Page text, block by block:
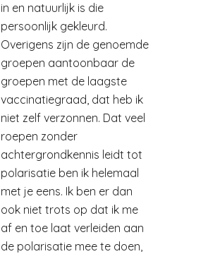
in en natuurlijk is die
persoonlijk gekleurd.
Overigens zijn de genoemde
groepen aantoonbaar de
groepen met de laagste
vaccinatiegraad, dat heb ik
niet zelf verzonnen. Dat veel
roepen zonder
achtergrondkennis leidt tot
polarisatie ben ik helemaal
met je eens. Ik ben er dan
ook niet trots op dat ik me
af en toe laat verleiden aan
de polarisatie mee te doen,